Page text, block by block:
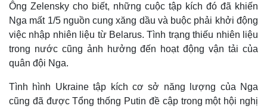
Ông Zelensky cho biết, những cuộc tập kích đó đã khiến
Nga mất 1/5 nguồn cung xăng dầu và buộc phải khởi động
việc nhập nhiên liệu từ Belarus. Tình trạng thiếu nhiên liệu
trong nước cũng ảnh hưởng đến hoạt động vận tải của
quân đội Nga.
Tình hình Ukraine tập kích cơ sở năng lượng của Nga
cũng đã được Tổng thống Putin đề cập trong một hội nghị